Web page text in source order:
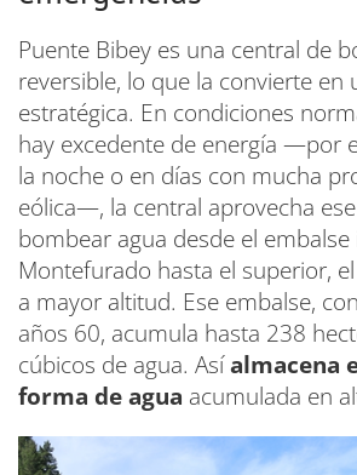
Puente Bibey es una central de
reversible, lo que la convierte en
estratégica. En condiciones
hay excedente de energía —por
la noche o en días con mucha
eólica—, la central aprovecha
bombear agua desde el
Montefurado hasta el superior,
a mayor altitud. Ese embalse,
años 60, acumula hasta 238
cúbicos de agua. Asíalmacena
forma de agua acumulada en